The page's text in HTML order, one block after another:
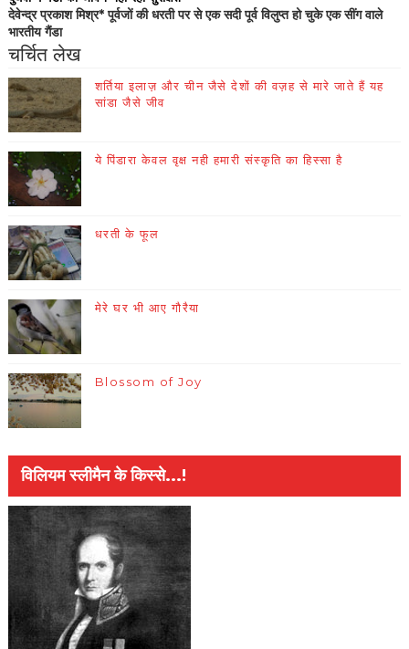
देवेन्द्र प्रकाश मिश्र* पूर्वजों की धरती पर से एक सदी पूर्व विलुप्त हो चुके एक सींग वाले
भारतीय गैंडा
चर्चित लेख
शर्तिया इलाज़ और चीन जैसे देशों की वज़ह से मारे जाते हैं यह
सांडा जैसे जीव
ये पिंडारा केवल वृक्ष नही हमारी संस्कृति का हिस्सा है
धरती के फूल
मेरे घर भी आए गौरैया
Blossom of Joy
विलियम स्लीमैन के किस्से...!